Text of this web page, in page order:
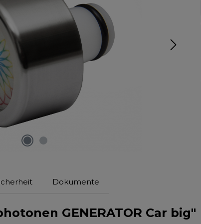
Dokumente
GENERATOR Car big"